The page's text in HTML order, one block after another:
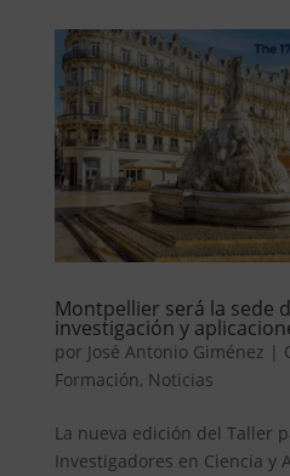
Montpellier será la sede
investigación y
por José Antonio Giménez |
Formación, Noticias
La nueva edición del Taller
Investigadores en Ciencia y